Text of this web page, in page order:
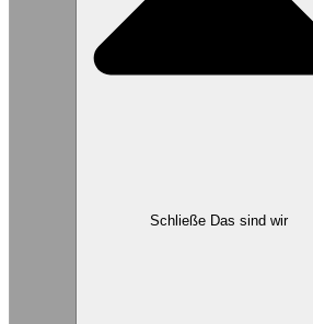
Schließe Das sind wir